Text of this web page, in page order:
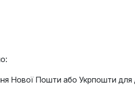
Нової Пошти або Укрпошти для